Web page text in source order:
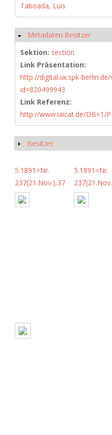
Taboada, Luis
Ausblenden
Metadaten Besitzer
Sektion: section
Link Präsentation:
http://digital.iai.spk-
id=820499943
Link Referenz:
http://www.iaicat.de/DB=1/
Anzeigen
Besitzer
5.1891=Nr.
237(21.Nov.),37
5.1891=Nr.